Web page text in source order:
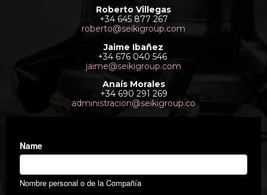
Roberto Villegas
+34 645 877 267
roberto@seikigroup.com
Jaime Ibañez
+34 676 040 546
jaime@seikigroup.com
Anaís Morales
+34 690 291 269
administracion@seikigroup.co